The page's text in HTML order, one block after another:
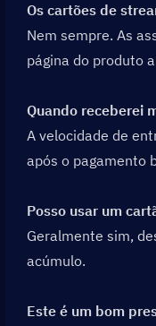
Os cartões de
Nem sempre. As
página do produto
Quando receberei
A velocidade de
após o pagamento
Posso usar um
Geralmente sim,
acúmulo.
Este é um bom